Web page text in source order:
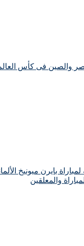
لمباراة بايرن ميونيخ
والمعلقين